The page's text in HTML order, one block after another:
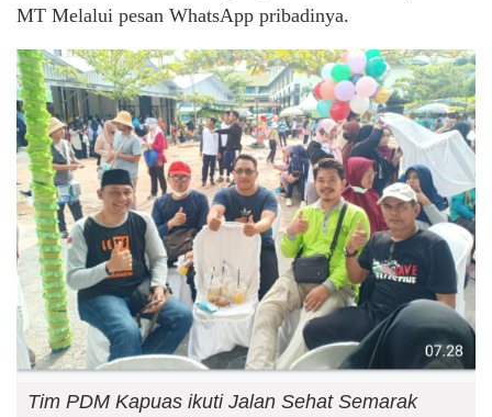
MT Melalui pesan WhatsApp pribadinya.
Tim PDM Kapuas ikuti Jalan Sehat Semarak